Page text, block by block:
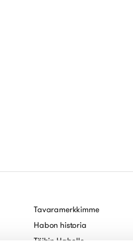
Tavaramerkkimme
Habon historia
Töihin Habolle